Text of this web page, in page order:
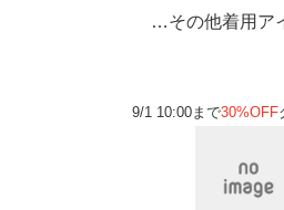
…その他着用ア
9/1 10:00まで30%OFF